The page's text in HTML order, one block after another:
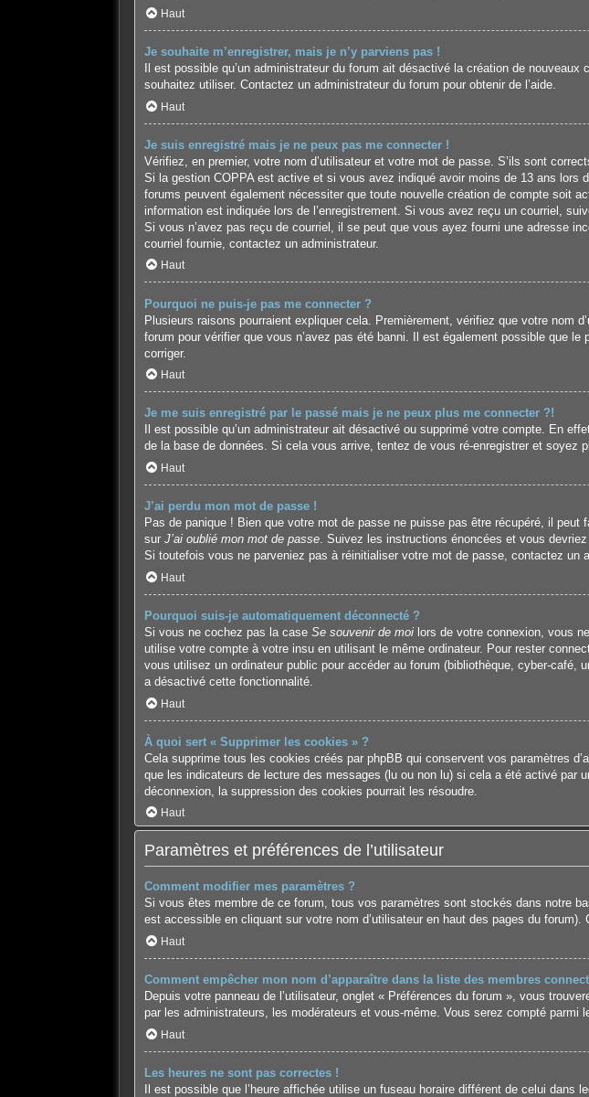
Haut
Je souhaite m’enregistrer, mais je n’y parviens pas !
Il est possible qu’un administrateur du forum ait désactivé la création de
souhaitez utiliser. Contactez un administrateur du forum pour obtenir de l’aide.
Haut
Je suis enregistré mais je ne peux pas me connecter !
Vérifiez, en premier, votre nom d’utilisateur et votre mot de passe. S’ils sont
Si la gestion COPPA est active et si vous avez indiqué avoir moins de 13 ans lors
forums peuvent également nécessiter que toute nouvelle création de compte soit
information est indiquée lors de l’enregistrement. Si vous avez reçu un courriel,
Si vous n’avez pas reçu de courriel, il se peut que vous ayez fourni une adresse
courriel fournie, contactez un administrateur.
Haut
Pourquoi ne puis-je pas me connecter ?
Plusieurs raisons pourraient expliquer cela. Premièrement, vérifiez que votre nom
forum pour vérifier que vous n’avez pas été banni. Il est également possible que
corriger.
Haut
Je me suis enregistré par le passé mais je ne peux plus me connecter ?!
Il est possible qu’un administrateur ait désactivé ou supprimé votre compte. En
de la base de données. Si cela vous arrive, tentez de vous ré-enregistrer et soyez
Haut
J’ai perdu mon mot de passe !
Pas de panique ! Bien que votre mot de passe ne puisse pas être récupéré, il
sur J’ai oublié mon mot de passe. Suivez les instructions énoncées et vous
Si toutefois vous ne parveniez pas à réinitialiser votre mot de passe, contactez un
Haut
Pourquoi suis-je automatiquement déconnecté ?
Si vous ne cochez pas la case Se souvenir de moilors de votre connexion, vous ne
utilise votre compte à votre insu en utilisant le même ordinateur. Pour rester
vous utilisez un ordinateur public pour accéder au forum (bibliothèque, cyber-
a désactivé cette fonctionnalité.
Haut
À quoi sert « Supprimer les cookies » ?
Cela supprime tous les cookies créés par phpBB qui conservent vos paramètres
que les indicateurs de lecture des messages (lu ou non lu) si cela a été activé par
déconnexion, la suppression des cookies pourrait les résoudre.
Haut
Paramètres et préférences de l’utilisateur
Comment modifier mes paramètres ?
Si vous êtes membre de ce forum, tous vos paramètres sont stockés dans notre
est accessible en cliquant sur votre nom d’utilisateur en haut des pages du
Haut
Comment empêcher mon nom d’apparaître dans la liste des membres
Depuis votre panneau de l’utilisateur, onglet « Préférences du forum », vous
par les administrateurs, les modérateurs et vous-même. Vous serez compté parmi
Haut
Les heures ne sont pas correctes !
Il est possible que l’heure affichée utilise un fuseau horaire différent de celui dans